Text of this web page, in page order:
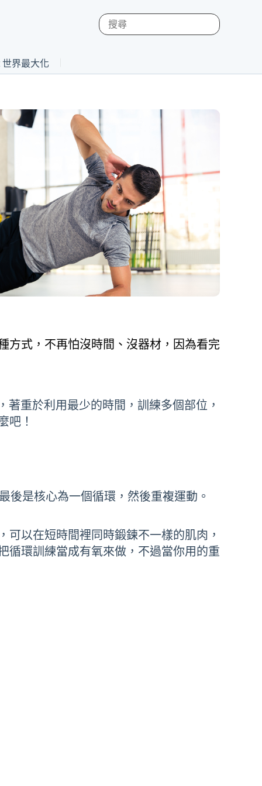
界最大化
方式，不再怕沒時間、沒器材，因為看完
著重於利用最少的時間，訓練多個部位，
吧！
後是核心為一個循環，然後重複運動。
以在短時間裡同時鍛鍊不一樣的肌肉，
循環訓練當成有氧來做，不過當你用的重